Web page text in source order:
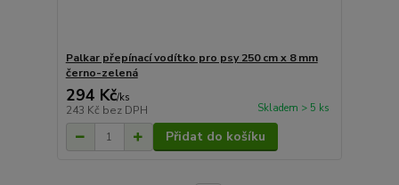
Palkar přepínací vodítko pro psy 250 cm x 8 mm
černo-zelená
294 Kč/ks
243 Kč bez DPH Skladem > 5 ks
Přidat do košíku